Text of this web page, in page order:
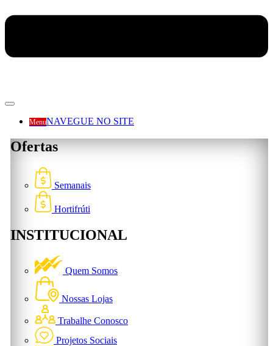
MenuNAVEGUE NO SITE
Ofertas
Semanais
Hortifrúti
INSTITUCIONAL
Quem Somos
Nossas Lojas
Trabalhe Conosco
Projetos Sociais